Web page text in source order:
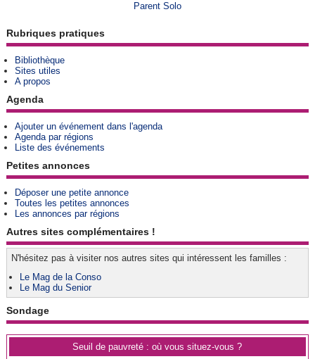
Parent Solo
Rubriques pratiques
Bibliothèque
Sites utiles
A propos
Agenda
Ajouter un événement dans l'agenda
Agenda par régions
Liste des événements
Petites annonces
Déposer une petite annonce
Toutes les petites annonces
Les annonces par régions
Autres sites complémentaires !
N'hésitez pas à visiter nos autres sites qui intéressent les familles :
Le Mag de la Conso
Le Mag du Senior
Sondage
Seuil de pauvreté : où vous situez-vous ?